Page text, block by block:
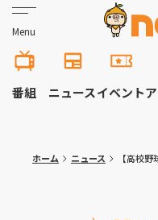
Menu
番組 ニュースイベント
ホーム ニュース 【高校